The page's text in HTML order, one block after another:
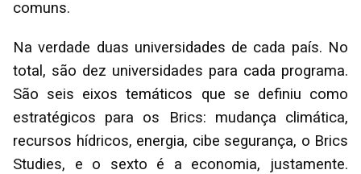
comuns.
Na verdade duas universidades de cada país. No
total, são dez universidades para cada programa.
São seis eixos temáticos que se definiu como
estratégicos para os Brics: mudança climática,
recursos hídricos, energia, cibe segurança, o Brics
Studies, e o sexto é a economia, justamente.